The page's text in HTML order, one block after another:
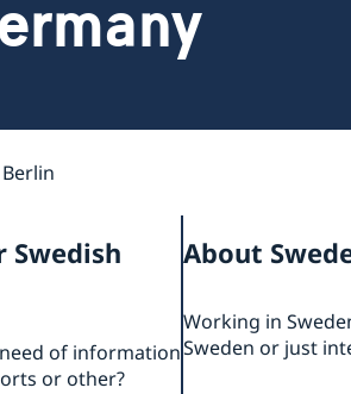
Swedish
of information
or other?
About
Working in
Sweden or just